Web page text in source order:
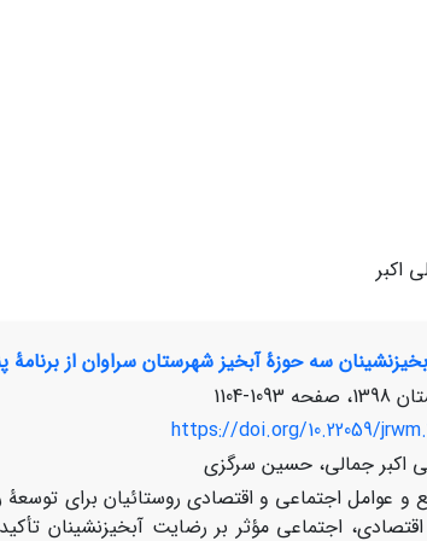
اکبر
سه حوزۀ آبخیز شهرستان سراوان از
1093-1104
https://doi.org/10.22059/
اکبر جمالی، حسین سرگزی
و عوامل اجتماعی و اقتصادی روستائیان برای
اجتماعی مؤثر بر رضایت آبخیزنشینان